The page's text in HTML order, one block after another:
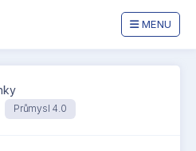
MENU
Průmysl 4.0